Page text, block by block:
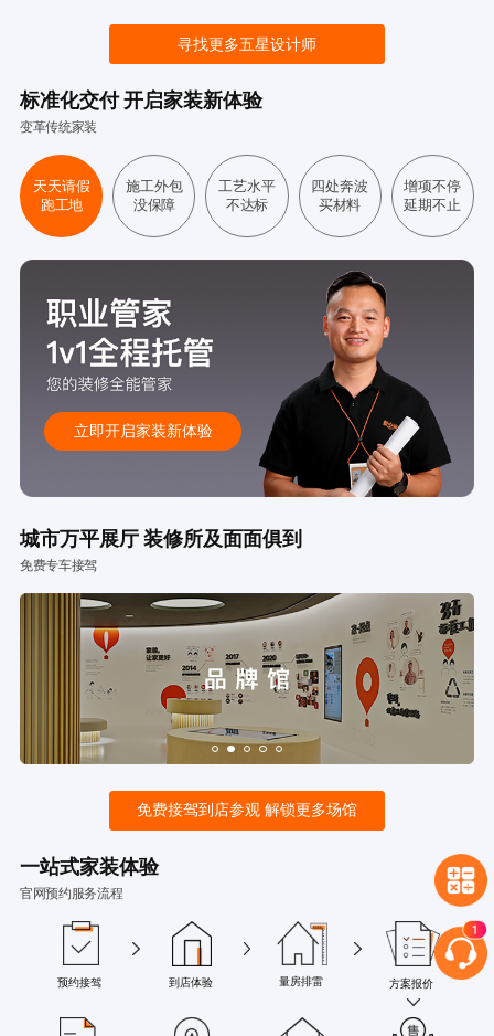
寻找更多五星设计师
标准化交付 开启家装新体验
变革传统家装
天天请假
跑工地
施工外包
没保障
工艺水平
不达标
四处奔波
买材料
增项不停
延期不止
立即开启家装新体验
城市万平展厅 装修所及面面俱到
免费专车接驾
免费接驾到店参观 解锁更多场馆
一站式家装体验
官网预约服务流程
预约接驾 到店体验 量房排雷 方案报价